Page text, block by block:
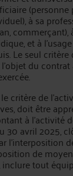
(personne
à sa
commerçant),
et à
Le seul
l’objet du
le critère de
doit être
à l’activité
30 avril 2025,
l’interposition
de
tout